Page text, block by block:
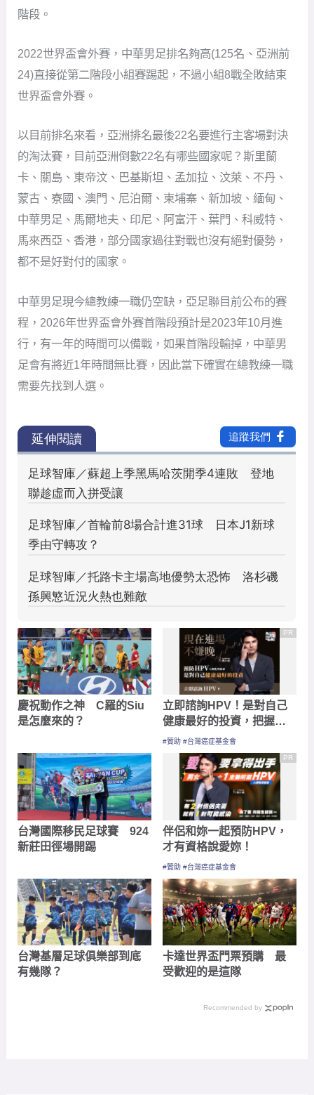
階段。
2022世界盃會外賽，中華男足排名夠高(125名、亞洲前
24)直接從第二階段小組賽踢起，不過小組8戰全敗結束
世界盃會外賽。
以目前排名來看，亞洲排名最後22名要進行主客場對決
的淘汰賽，目前亞洲倒數22名有哪些國家呢？斯里蘭
卡、關島、東帝汶、巴基斯坦、孟加拉、汶萊、不丹、
蒙古、寮國、澳門、尼泊爾、柬埔寨、新加坡、緬甸、
中華男足、馬爾地夫、印尼、阿富汗、葉門、科威特、
馬來西亞、香港，部分國家過往對戰也沒有絕對優勢，
都不是好對付的國家。
中華男足現今總教練一職仍空缺，亞足聯目前公布的賽
程，2026年世界盃會外賽首階段預計是2023年10月進
行，有一年的時間可以備戰，如果首階段輸掉，中華男
足會有將近1年時間無比賽，因此當下確實在總教練一職
需要先找到人選。
慶祝動作之神 C羅的Siu
是怎麼來的？
PR
立即諮詢HPV！是對自己
健康最好的投資，把握現
在不嫌晚！
#贊助 #台灣癌症基金會
台灣國際移民足球賽 924
新莊田徑場開踢
PR
伴侶和妳一起預防HPV，
才有資格說愛妳！
#贊助 #台灣癌症基金會
台灣基層足球俱樂部到底
有幾隊？
卡達世界盃門票預購 最
受歡迎的是這隊
Recommended by